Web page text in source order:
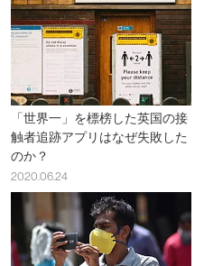
「世界一」を標榜した英国の接
触者追跡アプリはなぜ失敗した
のか？
2020.06.24